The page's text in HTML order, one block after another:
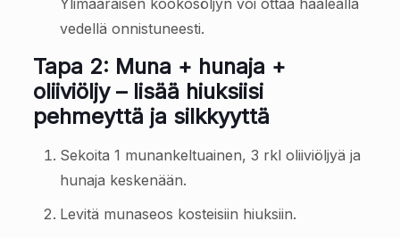
Ylimääräisen kookosöljyn voi ottaa haalealla
vedellä onnistuneesti.
Tapa 2: Muna + hunaja +
oliiviöljy – lisää hiuksiisi
pehmeyttä ja silkkyyttä
Sekoita 1 munankeltuainen, 3 rkl oliiviöljyä ja
hunaja keskenään.
Levitä munaseos kosteisiin hiuksiin.